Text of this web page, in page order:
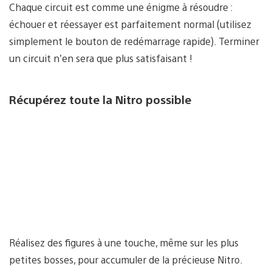
Chaque circuit est comme une énigme à résoudre :
échouer et réessayer est parfaitement normal (utilisez
simplement le bouton de redémarrage rapide). Terminer
un circuit n’en sera que plus satisfaisant !
Récupérez toute la Nitro possible
Réalisez des figures à une touche, même sur les plus
petites bosses, pour accumuler de la précieuse Nitro.